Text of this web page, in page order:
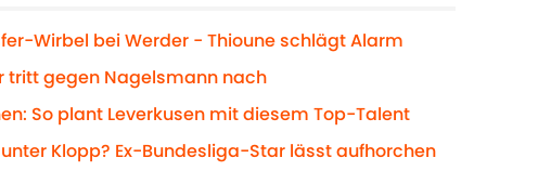
Wirbel bei Werder - Thioune schlägt Alarm
tritt gegen Nagelsmann nach
So plant Leverkusen mit diesem Top-Talent
Klopp? Ex-Bundesliga-Star lässt aufhorchen